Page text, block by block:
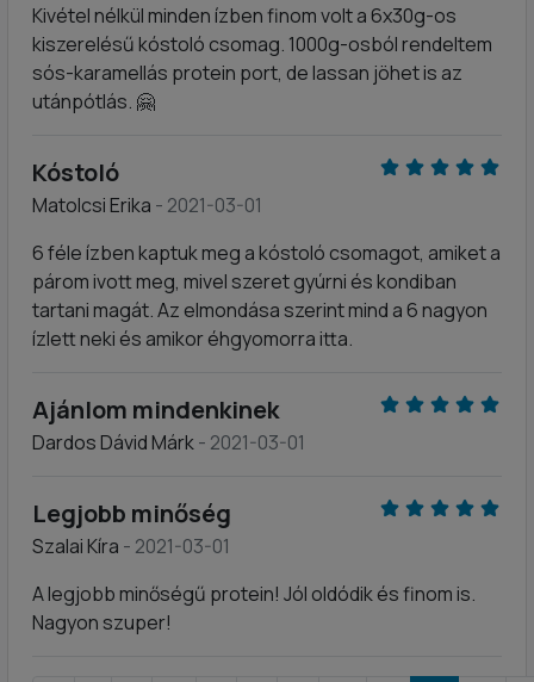
Kivétel nélkül minden ízben finom volt a 6x30g-os
kiszerelésű kóstoló csomag. 1000g-osból rendeltem
sós-karamellás protein port, de lassan jöhet is az
utánpótlás. 🤗
Kóstoló
Matolcsi Erika - 2021-03-01
6 féle ízben kaptuk meg a kóstoló csomagot, amiket a
párom ivott meg, mivel szeret gyúrni és kondiban
tartani magát. Az elmondása szerint mind a 6 nagyon
ízlett neki és amikor éhgyomorra itta.
Ajánlom mindenkinek
Dardos Dávid Márk- 2021-03-01
Legjobb minőség
Szalai Kíra - 2021-03-01
A legjobb minőségű protein! Jól oldódik és finom is.
Nagyon szuper!